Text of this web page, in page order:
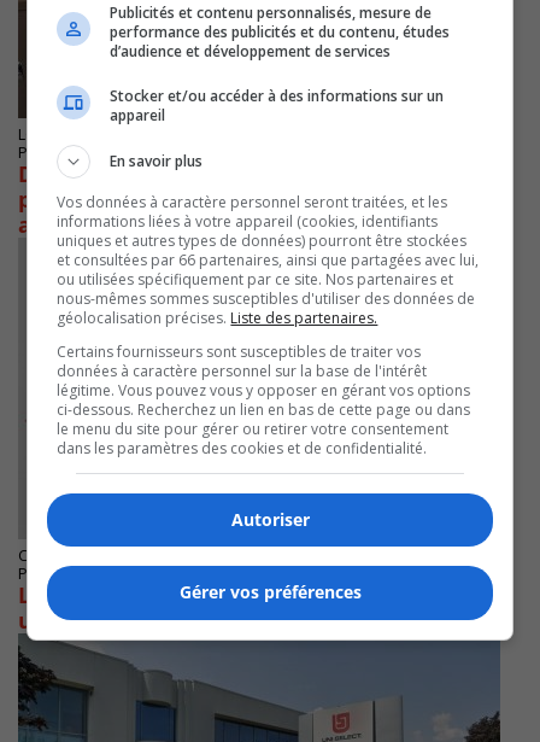
LONGUEUIL
Publié le 16 octobre 2024 à 16h00
Des experts en oncologie réunis à Longueuil
pour discuter de soins personnalisés aux
ainés
CANDIAC
Publié le 17 août 2023 à 08h00
La population invitée à prendre un café avec
un policier à Candiac
Publicités et contenu personnalisés, mesure de
performance des publicités et du contenu, études
d’audience et développement de services
Stocker et/ou accéder à des informations sur un
appareil
En savoir plus
Vos données à caractère personnel seront traitées, et les
informations liées à votre appareil (cookies, identifiants
uniques et autres types de données) pourront être stockées
et consultées par 66 partenaires, ainsi que partagées avec lui,
ou utilisées spécifiquement par ce site. Nos partenaires et
nous-mêmes sommes susceptibles d'utiliser des données de
géolocalisation précises. Liste des partenaires.
Certains fournisseurs sont susceptibles de traiter vos
données à caractère personnel sur la base de l'intérêt
légitime. Vous pouvez vous y opposer en gérant vos options
ci-dessous. Recherchez un lien en bas de cette page ou dans
le menu du site pour gérer ou retirer votre consentement
dans les paramètres des cookies et de confidentialité.
Autoriser
Gérer vos préférences